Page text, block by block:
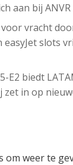
aan bij ANVR
vracht
easyJet slots
E2 biedt
zet in op
om weer te